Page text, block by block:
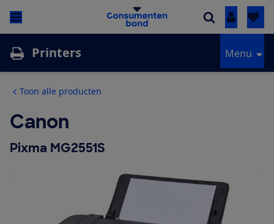
Inloggen
Printers Menu
Toon alle producten
Canon
Pixma MG2551S